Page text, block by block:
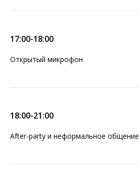
17:00-18:00
Открытый микрофон
18:00-21:00
After-party и неформальное общение